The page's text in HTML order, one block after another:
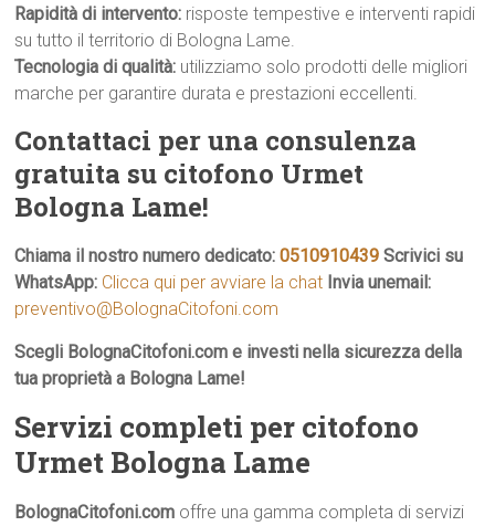
Rapidità di intervento: risposte tempestive e interventi rapidi
su tutto il territorio di Bologna Lame.
Tecnologia di qualità: utilizziamo solo prodotti delle migliori
marche per garantire durata e prestazioni eccellenti.
Contattaci per una consulenza
gratuita su citofono Urmet
Bologna Lame!
Chiama il nostro numero dedicato:0510910439 Scrivici su
WhatsApp: Clicca qui per avviare la chat Invia unemail:
preventivo@BolognaCitofoni.com
Scegli BolognaCitofoni.com e investi nella sicurezza della
tua proprietà a Bologna Lame!
Servizi completi per citofono
Urmet Bologna Lame
BolognaCitofoni.com offre una gamma completa di servizi